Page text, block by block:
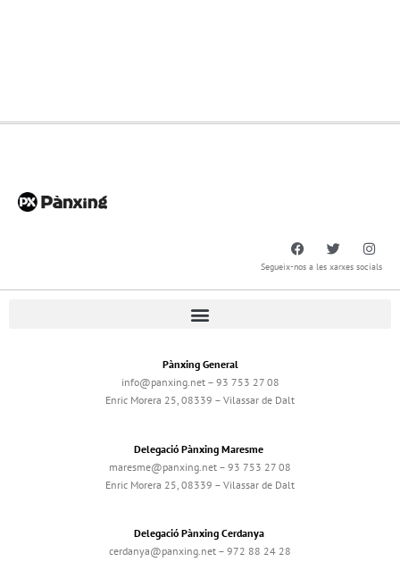
Segueix-nos a les xarxes socials
Pànxing General
info@panxing.net – 93 753 27 08
Enric Morera 25, 08339 – Vilassar de Dalt
Delegació Pànxing Maresme
maresme@panxing.net – 93 753 27 08
Enric Morera 25, 08339 – Vilassar de Dalt
Delegació Pànxing Cerdanya
cerdanya@panxing.net – 972 88 24 28